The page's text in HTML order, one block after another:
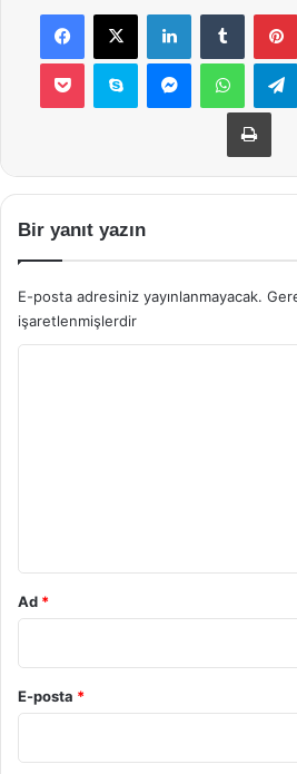
Facebook
X LinkedInTumblr
Pocket Skype Messenger
Bir yanıt yazın
E-posta adresiniz yayınlanmayacak.
işaretlenmişlerdir
Ad *
E-posta *